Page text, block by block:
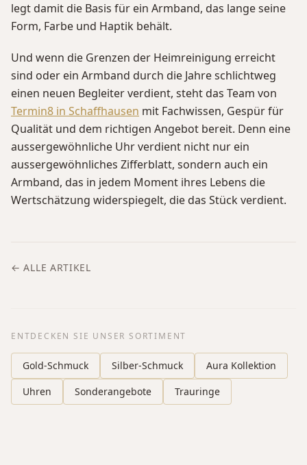
legt damit die Basis für ein Armband, das lange seine
Form, Farbe und Haptik behält.
Und wenn die Grenzen der Heimreinigung erreicht
sind oder ein Armband durch die Jahre schlichtweg
einen neuen Begleiter verdient, steht das Team von
Termin8 in Schaffhausen mit Fachwissen, Gespür für
Qualität und dem richtigen Angebot bereit. Denn eine
aussergewöhnliche Uhr verdient nicht nur ein
aussergewöhnliches Zifferblatt, sondern auch ein
Armband, das in jedem Moment ihres Lebens die
Wertschätzung widerspiegelt, die das Stück verdient.
← ALLE ARTIKEL
ENTDECKEN SIE UNSER SORTIMENT
Gold-Schmuck Silber-Schmuck
Aura Kollektion
Uhren
Sonderangebote Trauringe